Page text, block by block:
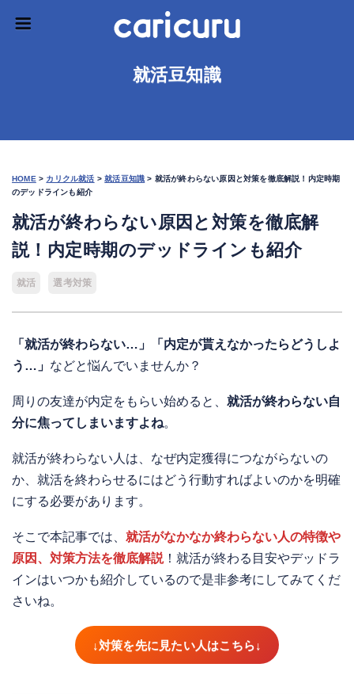
就活豆知識
HOME > カリクル就活 >就活豆知識 > 就活が終わらない原因と対策を徹底解説！内定時期
のデッドラインも紹介
就活が終わらない原因と対策を徹底解
説！内定時期のデッドラインも紹介
就活 選考対策
「就活が終わらない…」「内定が貰えなかったらどうしよ
う…」 などと悩んでいませんか？
周りの友達が内定をもらい始めると、 就活が終わらない自
分に焦ってしまいますよね。
就活が終わらない人は、なぜ内定獲得につながらないの
か、就活を終わらせるにはどう行動すればよいのかを明確
にする必要があります。
そこで本記事では、 就活がなかなか終わらない人の特徴や
原因、対策方法を徹底解説！就活が終わる目安やデッドラ
インはいつかも紹介しているので是非参考にしてみてくだ
さいね。
↓対策を先に見たい人はこちら↓